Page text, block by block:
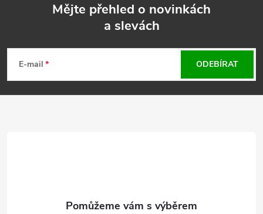
p
Mějte přehled o novinkách
a slevách
E-mail ODEBÍRAT